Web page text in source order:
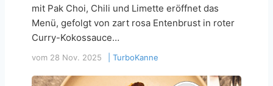
mit Pak Choi, Chili und Limette eröffnet das
Menü, gefolgt von zart rosa Entenbrust in roter
Curry-Kokossauce…
vom 28 Nov. 2025 TurboKanne